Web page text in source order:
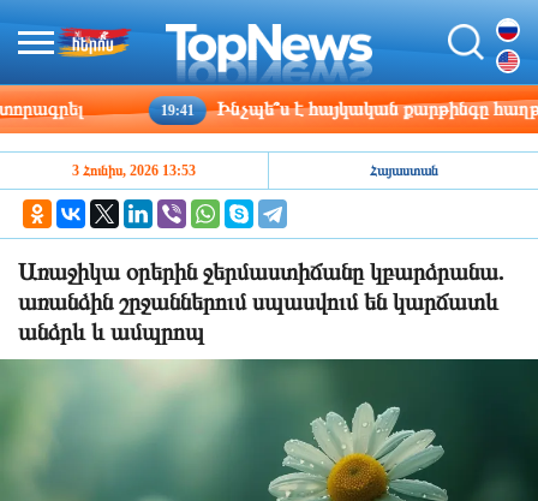
19:41 Ինչպե՞ս է հայկական քարթինգը
3 Հունիս, 2026 13:53 Հայաստան
Առաջիկա օրերին ջերմաստիճանը կբարձրանա.
առանձին շրջաններում սպասվում են կարճատև
անձրև և ամպրոպ